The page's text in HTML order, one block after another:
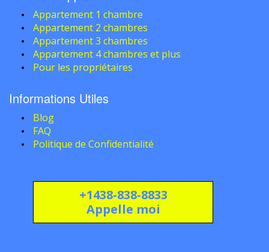
Appartement 1 chambre
Appartement 2 chambres
Appartement 3 chambres
Appartement 4 chambres et plus
Pour les propriétaires
Informations Utiles
Blog
FAQ
Politique de Confidentialité
+1438-838-8833
Appelle moi